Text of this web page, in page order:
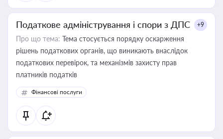
Податкове адміністрування і спори з ДПС +9
Про що тема: Тема стосується порядку оскарження
рішень податкових органів, що виникають внаслідок
податкових перевірок, та механізмів захисту прав
платників податків
Фінансові послуги